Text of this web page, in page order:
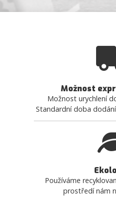
Možnost
Možnost urychlení
Standardní doba
Používáme
prostředí nám